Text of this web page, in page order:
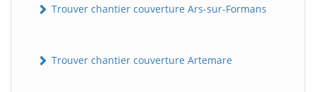
Trouver chantier couverture Ars-sur-Formans
Trouver chantier couverture Artemare